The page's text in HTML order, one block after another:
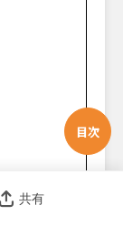
共有
目次